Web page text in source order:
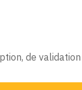
de validation